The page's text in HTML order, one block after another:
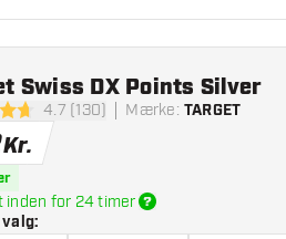
4.7 (130) Mærke: TARGET
Swiss DX Points Silver
Kr.
inden for 24 timer
: